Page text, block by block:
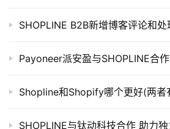
SHOPLINE B2B新增博客评论和
Payoneer派安盈与SHOPLINE合
Shopline和Shopify哪个更好(两者
SHOPLINE与钛动科技合作 助力